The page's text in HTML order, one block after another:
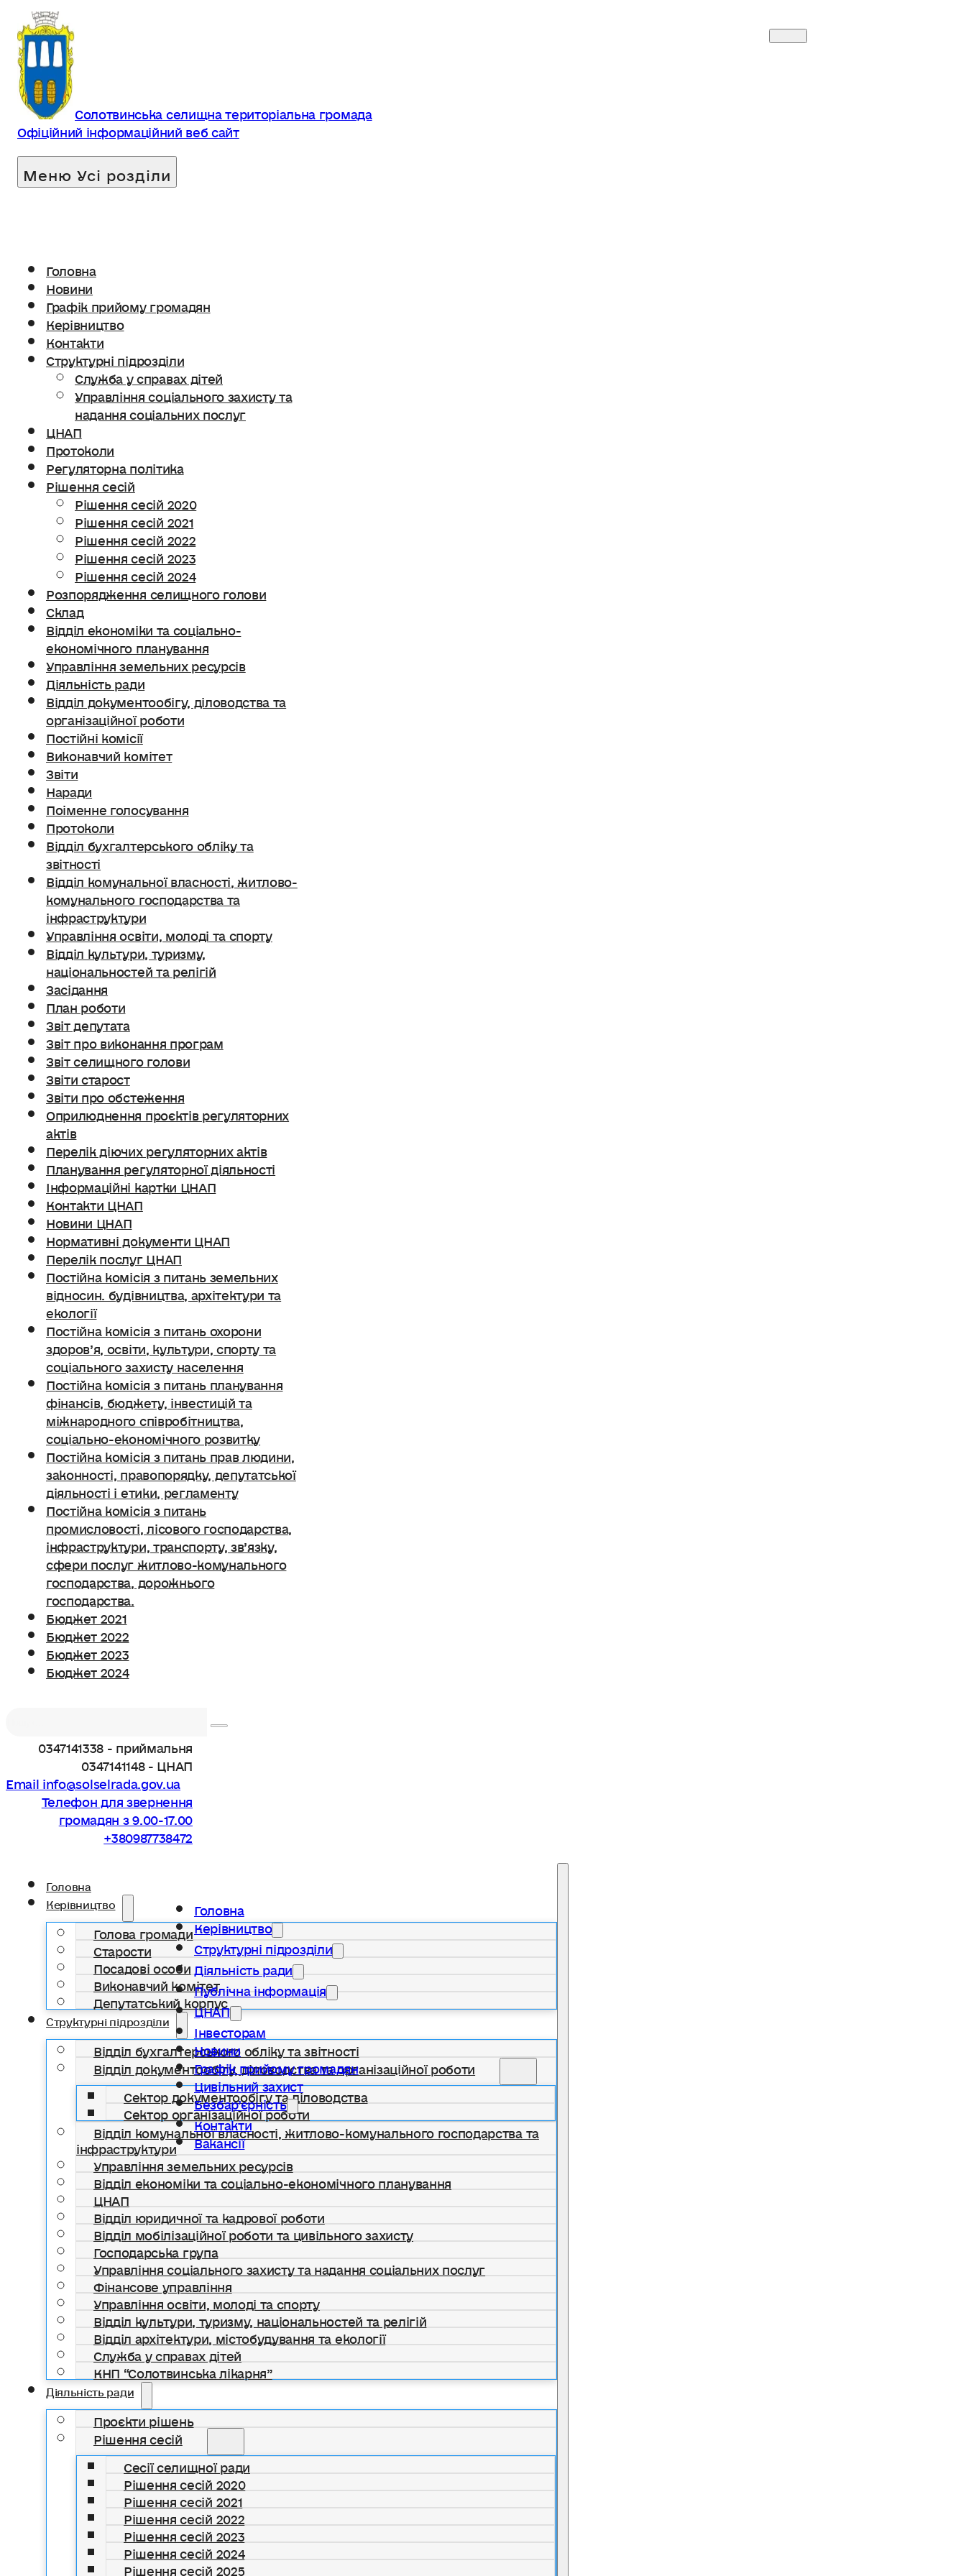
Солотвинська селищна територіальна громада
Офіційний інформаційний веб сайт
Головна
Новини
Графік прийому громадян
Керівництво
Контакти
Структурні підрозділи
Служба у справах дітей
Управління соціального захисту та
надання соціальних послуг
ЦНАП
Протоколи
Регуляторна політика
Рішення сесій
Рішення сесій 2020
Рішення сесій 2021
Рішення сесій 2022
Рішення сесій 2023
Рішення сесій 2024
Розпорядження селищного голови
Склад
Відділ економіки та соціально-
економічного планування
Управління земельних ресурсів
Діяльність ради
Відділ документообігу, діловодства та
організаційної роботи
Постійні комісії
Виконавчий комітет
Звіти
Наради
Поіменне голосування
Протоколи
Відділ бухгалтерського обліку та
звітності
Відділ комунальної власності, житлово-
комунального господарства та
інфраструктури
Управління освіти, молоді та спорту
Відділ культури, туризму,
національностей та релігій
Засідання
План роботи
Звіт депутата
Звіт про виконання програм
Звіт селищного голови
Звіти старост
Звіти про обстеження
Оприлюднення проєктів регуляторних
актів
Перелік діючих регуляторних актів
Планування регуляторної діяльності
Інформаційні картки ЦНАП
Контакти ЦНАП
Новини ЦНАП
Нормативні документи ЦНАП
Перелік послуг ЦНАП
Постійна комісія з питань земельних
відносин. будівництва, архітектури та
екології
Постійна комісія з питань охорони
здоров’я, освіти, культури, спорту та
соціального захисту населення
Постійна комісія з питань планування
фінансів, бюджету, інвестицій та
міжнародного співробітництва,
соціально-економічного розвитку
Постійна комісія з питань прав людини,
законності, правопорядку, депутатської
діяльності і етики, регламенту
Постійна комісія з питань
промисловості, лісового господарства,
інфраструктури, транспорту, зв’язку,
сфери послуг житлово-комунального
господарства, дорожнього
господарства.
Бюджет 2021
Бюджет 2022
Бюджет 2023
Бюджет 2024
0347141338 - приймальня
0347141148 - ЦНАП
Email info@solselrada.gov.ua
Телефон для звернення
громадян з 9.00-17.00
+380987738472
Головна
Керівництво
Голова громади
Старости
Посадові особи
Виконавчий комітет
Депутатський корпус
Структурні підрозділи
Відділ бухгалтерського обліку та звітності
Відділ документообігу, діловодства та організаційної роботи
Сектор документообігу та діловодства
Сектор організаційної роботи
Відділ комунальної власності, житлово-комунального господарства та
інфраструктури
Управління земельних ресурсів
Відділ економіки та соціально-економічного планування
ЦНАП
Відділ юридичної та кадрової роботи
Відділ мобілізаційної роботи та цивільного захисту
Господарська група
Управління соціального захисту та надання соціальних послуг
Фінансове управління
Управління освіти, молоді та спорту
Відділ культури, туризму, національностей та релігій
Відділ архітектури, містобудування та екології
Служба у справах дітей
КНП “Солотвинська лікарня”
Діяльність ради
Проєкти рішень
Рішення сесій
Сесії селищної ради
Рішення сесій 2020
Рішення сесій 2021
Рішення сесій 2022
Рішення сесій 2023
Рішення сесій 2024
Рішення сесій 2025
Головна
Керівництво
Структурні підрозділи
Діяльність ради
Публічна інформація
ЦНАП
Інвесторам
Новини
Графік прийому громадян
Цивільний захист
Безбар’єрність
Контакти
Вакансії